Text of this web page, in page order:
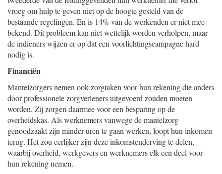
vroeg om hulp te geven niet op de hoogte gesteld van de
bestaande regelingen. En is 14% van de werkenden er niet mee
bekend. Dit probleem kan niet wettelijk worden verholpen, maar
de indieners wijzen er op dat een voorlichtingscampagne hard
nodig is.
Financiën
Mantelzorgers nemen ook zorgtaken voor hun rekening die anders
door professionele zorgverleners uitgevoerd zouden moeten
worden. Zij zorgen daarmee voor een besparing op de
overheidskas. Als werknemers vanwege de mantelzorg
genoodzaakt zijn minder uren te gaan werken, loopt hun inkomen
terug. Het zou eerlijker zijn deze inkomstenderving te delen,
waarbij overheid, werkgevers en werknemers elk een deel voor
hun rekening nemen.